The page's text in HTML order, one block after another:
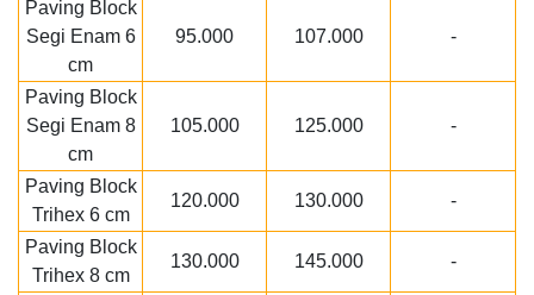
Paving Block
Segi Enam 6
cm
95.000 107.000 -
Paving Block
Segi Enam 8
cm
105.000 125.000 -
Paving Block
Trihex 6 cm
120.000 130.000 -
Paving Block
Trihex 8 cm
130.000 145.000 -